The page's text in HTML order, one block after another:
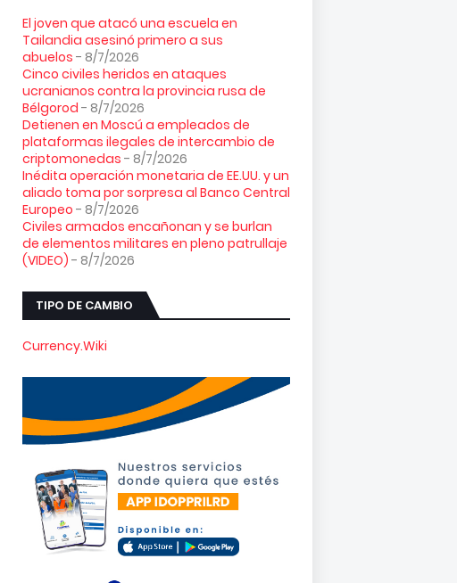
El joven que atacó una escuela en
Tailandia asesinó primero a sus
abuelos - 8/7/2026
Cinco civiles heridos en ataques
ucranianos contra la provincia rusa de
Bélgorod - 8/7/2026
Detienen en Moscú a empleados de
plataformas ilegales de intercambio de
criptomonedas - 8/7/2026
Inédita operación monetaria de EE.UU. y un
aliado toma por sorpresa al Banco Central
Europeo - 8/7/2026
Civiles armados encañonan y se burlan
de elementos militares en pleno patrullaje
(VIDEO) - 8/7/2026
TIPO DE CAMBIO
Currency.Wiki